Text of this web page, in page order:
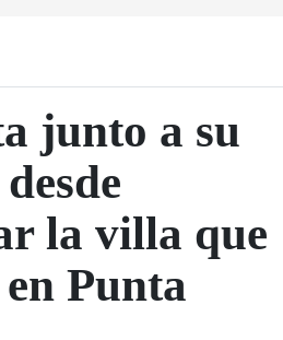
junto a su
la villa que
Punta